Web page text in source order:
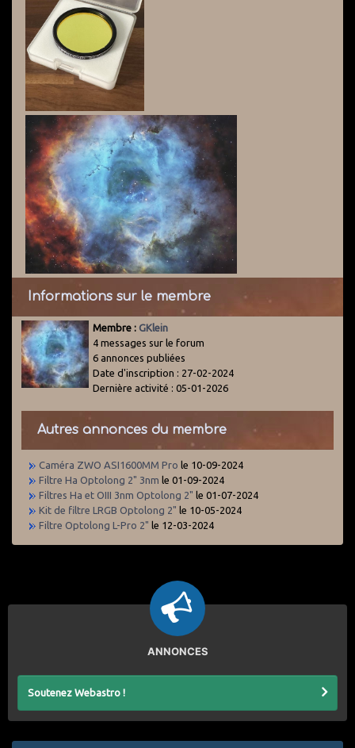
Informations sur le membre
Membre : GKlein
4 messages sur le forum
6 annonces publiées
Date d'inscription : 27-02-2024
Dernière activité : 05-01-2026
Autres annonces du membre
Caméra ZWO ASI1600MM Pro le 10-09-2024
Filtre Ha Optolong 2" 3nm le 01-09-2024
Filtres Ha et OIII 3nm Optolong 2" le 01-07-2024
Kit de filtre LRGB Optolong 2" le 10-05-2024
Filtre Optolong L-Pro 2" le 12-03-2024
ANNONCES
Soutenez Webastro !